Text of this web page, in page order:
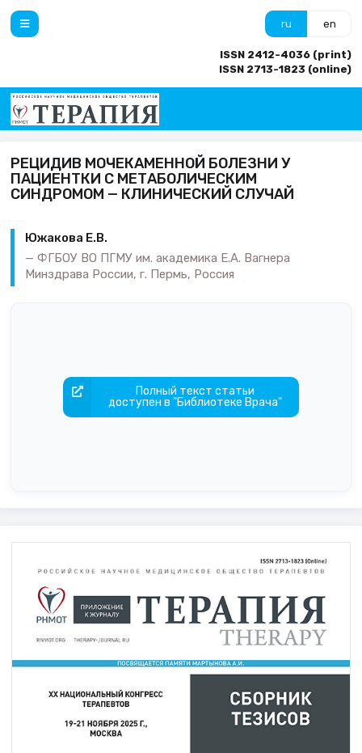
ru en
ISSN 2412-4036 (print)
ISSN 2713-1823 (online)
РЕЦИДИВ МОЧЕКАМЕННОЙ БОЛЕЗНИ У
ПАЦИЕНТКИ С МЕТАБОЛИЧЕСКИМ
СИНДРОМОМ — КЛИНИЧЕСКИЙ СЛУЧАЙ
Южакова Е.В.
ФГБОУ ВО ПГМУ им. академика Е.А. Вагнера
Минздрава России, г. Пермь, Россия
Полный текст статьи
доступен в "Библиотеке Врача"